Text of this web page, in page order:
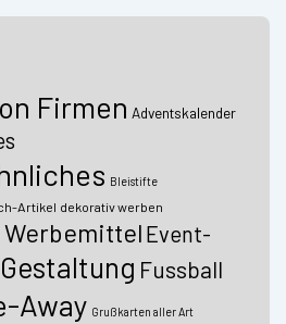
Firmen Adventskalender
Bleistifte
Artikel dekorativ werben
Event-
Fussball
Away Grußkarten aller Art